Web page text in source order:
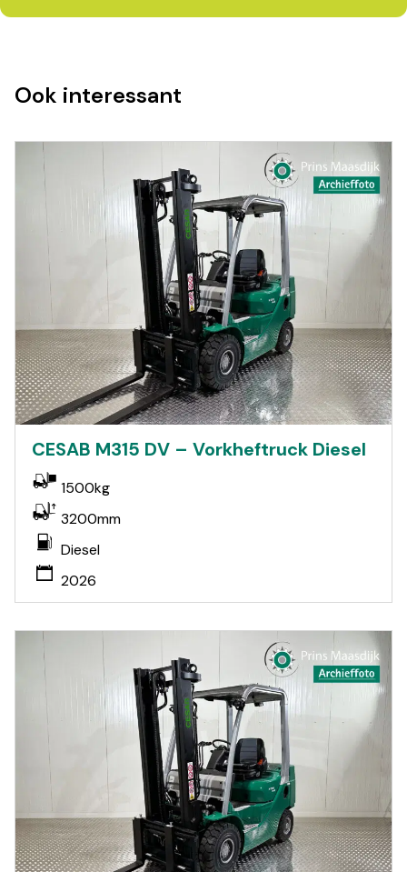
Ook interessant
CESAB M315 DV – Vorkheftruck Diesel
1500kg
3200mm
Diesel
2026